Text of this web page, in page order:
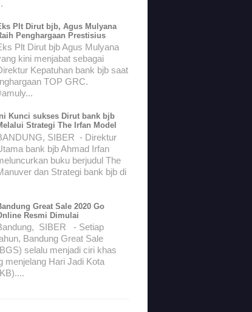
Plt Dirut bjb, Agus Mulyana
Penghargaan Prestisius
Plt Dirut bjb Agus Mulyana
kini menjabat sebagai
Kepatuhan bank bjb saat
TOP GRC.
Ini Kunci sukses Dirut bank bjb
Strategi The Irfan Model
SIBER - Direktur
bank bjb Ahmad Irfan
buku berjudul The
dan Strategi bank bjb di
Great Sale 2020 Go
Resmi Dimulai
SIBER - Setiap
Bandung Great Sale
selalu menjadi ciri khas
menjelang Hari Jadi Kota